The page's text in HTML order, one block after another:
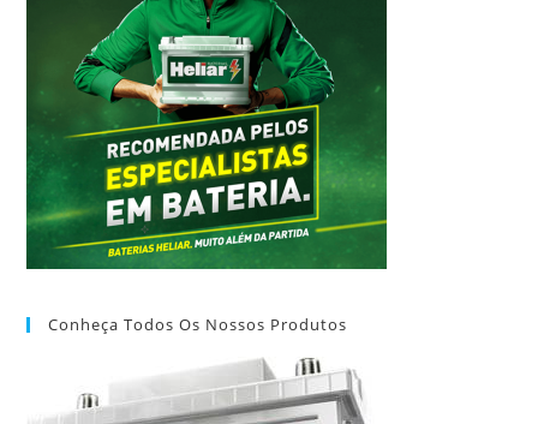
Conheça Todos Os Nossos Produtos